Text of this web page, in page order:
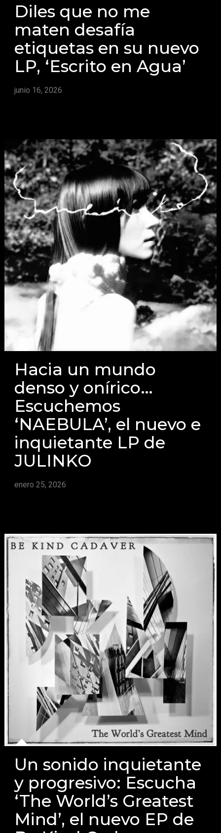
Diles que no me
maten desafía
etiquetas en su nuevo
LP, ‘Escrito en Agua’
junio 16, 2026
Hacia un mundo
denso y onírico…
Escuchemos
‘NAEBULA’, el nuevo e
inquietante LP de
JULINKO
enero 25, 2026
Un sonido inquietante
y progresivo: Escucha
‘The World’s Greatest
Mind’, el nuevo EP de